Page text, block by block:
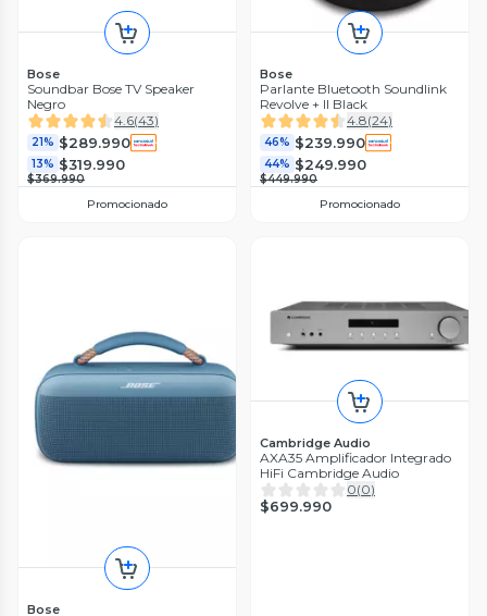
Bose
Soundbar Bose TV Speaker
Negro
4.6(43)
21% $289.990
13% $319.990
$369.990
Promocionado
Bose
Parlante Bluetooth Soundlink
Revolve + II Black
4.8(24)
46% $239.990
44% $249.990
$449.990
Promocionado
Bose
Cambridge Audio
AXA35 Amplificador Integrado
HiFi Cambridge Audio
0(0)
$699.990